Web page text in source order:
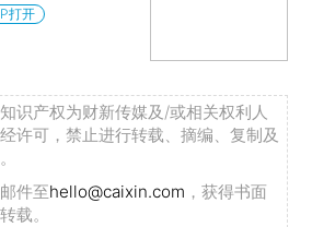
打开
识产权为财新传媒及/或相关权利人
许可，禁止进行转载、摘编、复制及
件至hello@caixin.com ，获得书面
载。